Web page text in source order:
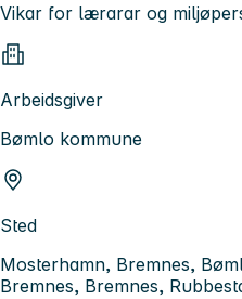
Vikar for lærarar og
Arbeidsgiver
Bømlo kommune
Sted
Mosterhamn, Bremnes,
Bremnes, Bremnes,